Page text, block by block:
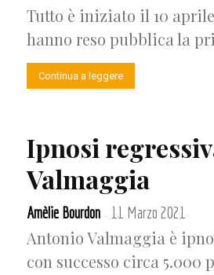
Tutto è iniziato il 10
hanno reso pubblica la
Continua a leggere
Ipnosi
Valmaggia
Amèlie Bourdon - 11 Marzo 2021
Antonio Valmaggia è
con successo circa 5.000